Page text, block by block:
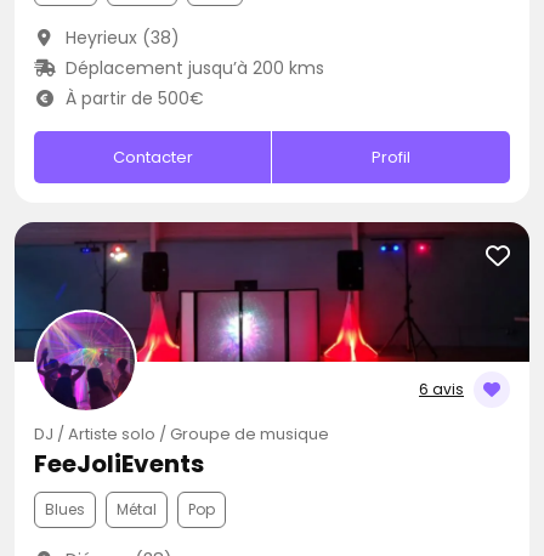
Heyrieux (38)
Déplacement jusqu’à 200 kms
À partir de 500€
Contacter Profil
6 avis
DJ / Artiste solo / Groupe de musique
FeeJoliEvents
Blues Métal Pop